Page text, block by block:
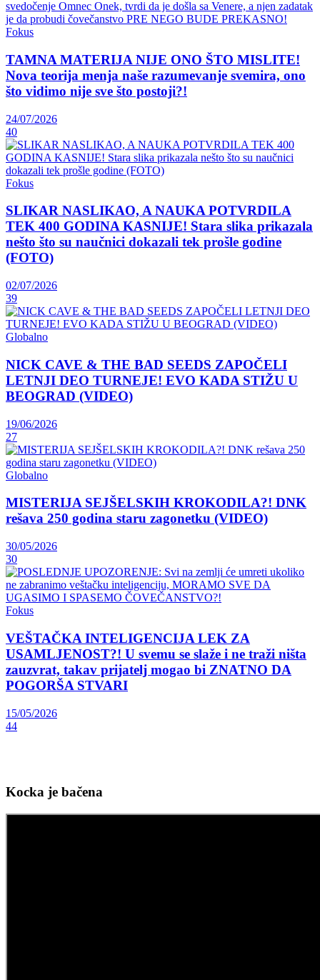
Fokus
TAMNA MATERIJA NIJE ONO ŠTO MISLITE!
Nova teorija menja naše razumevanje svemira, ono
što vidimo nije sve što postoji?!
24/07/2026
40
Fokus
SLIKAR NASLIKAO, A NAUKA POTVRDILA
TEK 400 GODINA KASNIJE! Stara slika prikazala
nešto što su naučnici dokazali tek prošle godine
(FOTO)
02/07/2026
39
Globalno
NICK CAVE & THE BAD SEEDS ZAPOČELI
LETNJI DEO TURNEJE! EVO KADA STIŽU U
BEOGRAD (VIDEO)
19/06/2026
27
Globalno
MISTERIJA SEJŠELSKIH KROKODILA?! DNK
rešava 250 godina staru zagonetku (VIDEO)
30/05/2026
30
Fokus
VEŠTAČKA INTELIGENCIJA LEK ZA
USAMLJENOST?! U svemu se slaže i ne traži ništa
zauzvrat, takav prijatelj mogao bi ZNATNO DA
POGORŠA STVARI
15/05/2026
44
Kocka je bačena